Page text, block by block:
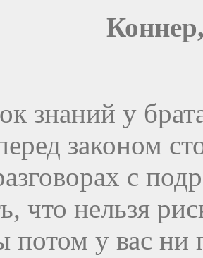
знаний у
законом
с
что нельзя
потом у вас ни